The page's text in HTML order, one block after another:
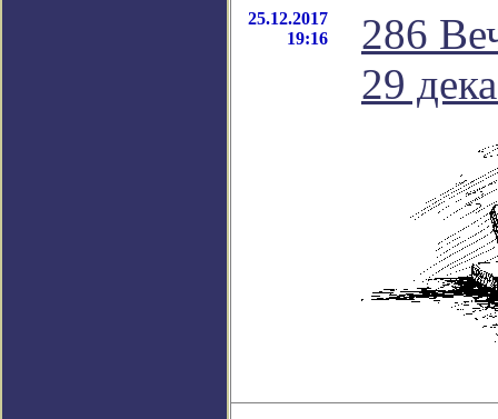
25.12.2017
19:16
286
29